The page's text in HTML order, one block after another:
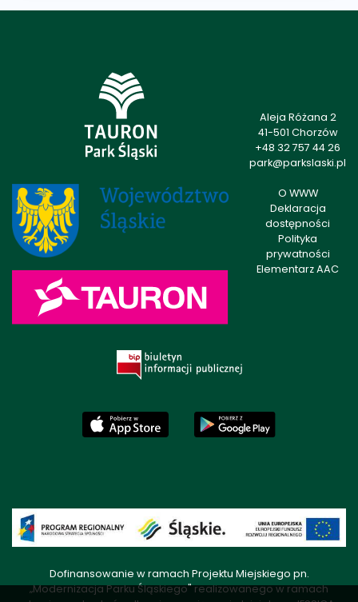
Aleja Różana 2
41-501 Chorzów
+48 32 757 44 26
park@parkslaski.pl
O WWW
Deklaracja
dostępności
Polityka
prywatności
Elementarz AAC
Dofinansowanie w ramach Projektu Miejskiego pn.
„Modernizacja Parku Śląskiego" realizowanego w ramach